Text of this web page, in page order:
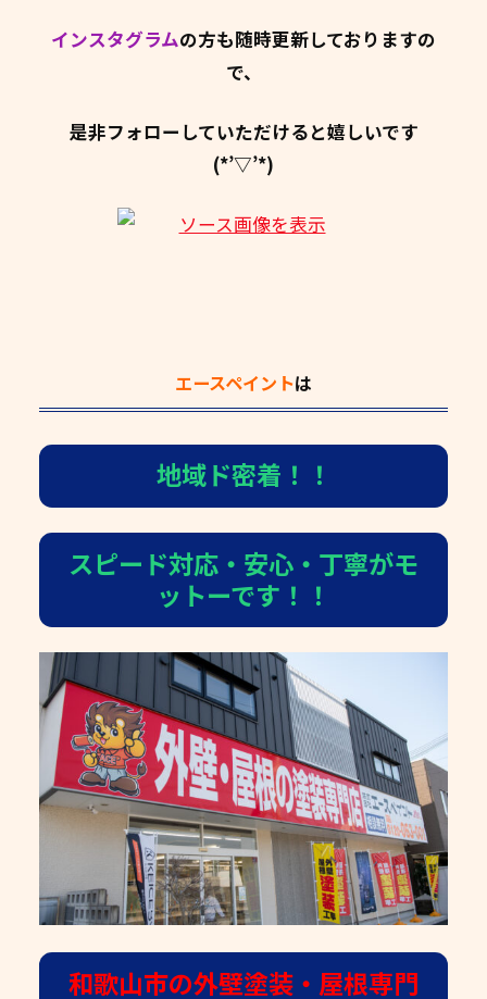
インスタグラムの方も随時更新しておりますの
で、
是非フォローしていただけると嬉しいです
(*’▽’*)
エースペイントは
地域ド密着！！
スピード対応・安心・丁寧がモ
ットーです！！
和歌山市の外壁塗装・屋根専門